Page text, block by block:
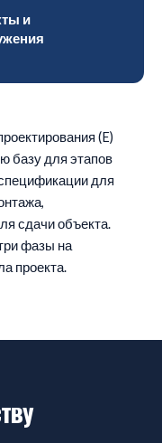
и
(E)
базу для этапов
для
сдачи объекта.
фазы на
проекта.